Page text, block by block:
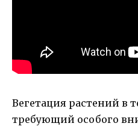
Вегетация растений в
требующий особого